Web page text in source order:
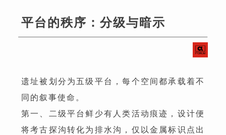
平台的秩序：分级与暗示
遗址被划分为五级平台，每个空间都承载着不
同的叙事使命。
第一、二级平台鲜少有人类活动痕迹，设计便
将考古探沟转化为排水沟，仅以金属标识点出